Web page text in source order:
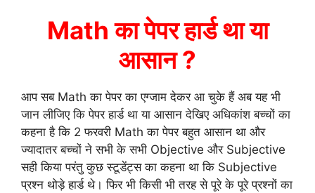
Math का पेपर हार्ड था या
आसान ?
आप सब Math का पेपर का एग्जाम देकर आ चुके हैं अब यह भी
जान लीजिए कि पेपर हार्ड था या आसान देखिए अधिकांश बच्चों का
कहना है कि 2 फरवरी Math का पेपर बहुत आसान था और
ज्यादातर बच्चों ने सभी के सभी Objective और Subjective
सही किया परंतु कुछ स्टूडेंट्स का कहना था कि Subjective
प्रश्न थोड़े हार्ड थे। फिर भी किसी भी तरह से पूरे के पूरे प्रश्नों का